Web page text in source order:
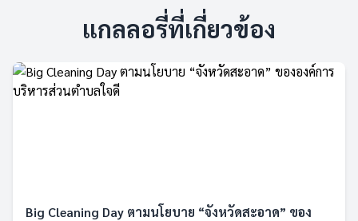
แกลลอรี่ที่เกี่ยวข้อง
Big Cleaning Day ตามนโยบาย “จังหวัดสะอาด” ของ